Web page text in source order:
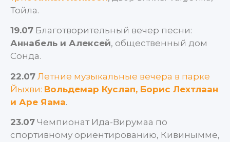
Тойла.
19.07 Благотворительный вечер песни:
Аннабель и Алексей, общественный дом
Сонда.
22.07 Летние музыкальные вечера в парке
Йыхви: Вольдемар Куслап, Борис Лехтлаан
и Аре Яама.
23.07 Чемпионат Ида-Вирумаа по
спортивному ориентированию, Кивинымме,